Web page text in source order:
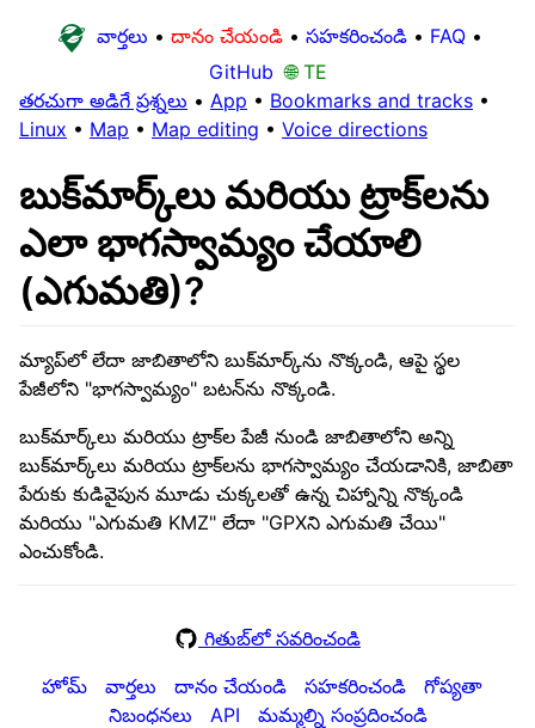
వార్తలు • దానం చేయండి • సహకరించండి • FAQ •
GitHub 🌐 TE
తరచుగా అడిగే ప్రశ్నలు • App • Bookmarks and tracks •
Linux • Map • Map editing • Voice directions
బుక్‌మార్క్‌లు మరియు ట్రాక్‌లను
ఎలా భాగస్వామ్యం చేయాలి
(ఎగుమతి)?
మ్యాప్‌లో లేదా జాబితాలోని బుక్‌మార్క్‌ను నొక్కండి, ఆపై స్థల
పేజీలోని "భాగస్వామ్యం" బటన్‌ను నొక్కండి.
బుక్‌మార్క్‌లు మరియు ట్రాక్‌ల పేజీ నుండి జాబితాలోని అన్ని
బుక్‌మార్క్‌లు మరియు ట్రాక్‌లను భాగస్వామ్యం చేయడానికి, జాబితా
పేరుకు కుడివైపున మూడు చుక్కలతో ఉన్న చిహ్నాన్ని నొక్కండి
మరియు "ఎగుమతి KMZ" లేదా "GPXని ఎగుమతి చేయి"
ఎంచుకోండి.
గితుబ్‌లో సవరించండి
హోమ్
వార్తలు దానం చేయండి సహకరించండి
గోప్యతా
నిబంధనలు
API మమ్మల్ని సంప్రదించండి